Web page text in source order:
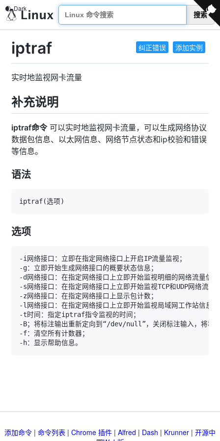
搜索
纠正错误 添加实例
iptraf
实时地监视网卡流量
补充说明
iptraf命令可以实时地监视网卡流量，可以生成网络协议
数据包信息、以太网信息、网络节点状态和ip校验和错误
等信息。
语法
iptraf(选项)
选项
添加命令 | 命令列表 | Chrome 插件 | Alfred | Dash | Krunner | 开源中